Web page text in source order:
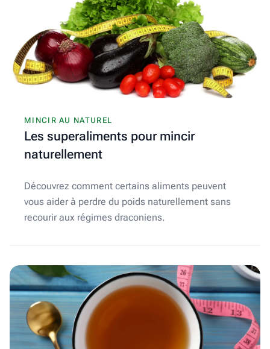
MINCIR AU NATUREL
Les superaliments pour mincir
naturellement
Découvrez comment certains aliments peuvent
vous aider à perdre du poids naturellement sans
recourir aux régimes draconiens.